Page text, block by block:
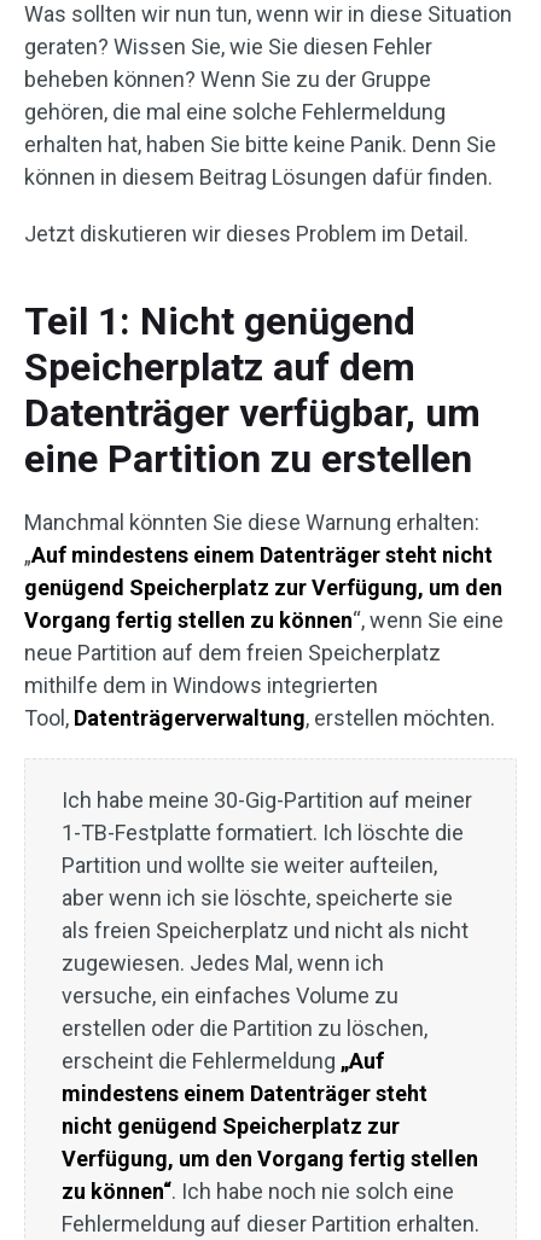
Was sollten wir nun tun, wenn wir in diese Situation
geraten? Wissen Sie, wie Sie diesen Fehler
beheben können? Wenn Sie zu der Gruppe
gehören, die mal eine solche Fehlermeldung
erhalten hat, haben Sie bitte keine Panik. Denn Sie
können in diesem Beitrag Lösungen dafür finden.
Jetzt diskutieren wir dieses Problem im Detail.
Teil 1: Nicht genügend
Speicherplatz auf dem
Datenträger verfügbar, um
eine Partition zu erstellen
Manchmal könnten Sie diese Warnung erhalten:
„Auf mindestens einem Datenträger steht nicht
genügend Speicherplatz zur Verfügung, um den
Vorgang fertig stellen zu können“, wenn Sie eine
neue Partition auf dem freien Speicherplatz
mithilfe dem in Windows integrierten
Tool, Datenträgerverwaltung, erstellen möchten.
Ich habe meine 30-Gig-Partition auf meiner
1-TB-Festplatte formatiert. Ich löschte die
Partition und wollte sie weiter aufteilen,
aber wenn ich sie löschte, speicherte sie
als freien Speicherplatz und nicht als nicht
zugewiesen. Jedes Mal, wenn ich
versuche, ein einfaches Volume zu
erstellen oder die Partition zu löschen,
erscheint die Fehlermeldung „Auf
mindestens einem Datenträger steht
nicht genügend Speicherplatz zur
Verfügung, um den Vorgang fertig stellen
zu können“. Ich habe noch nie solch eine
Fehlermeldung auf dieser Partition erhalten.